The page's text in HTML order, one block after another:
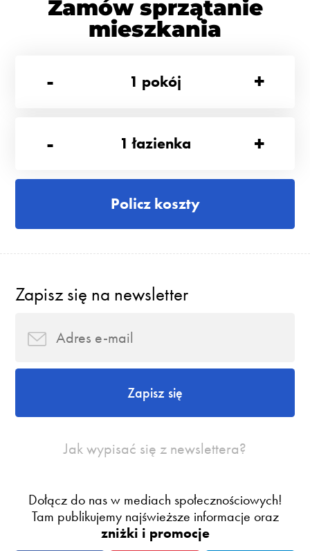
Zamów sprzątanie
mieszkania
-
1 pokój +
- 1 łazienka +
Policz koszty
Zapisz się na newsletter
Zapisz się
Jak wypisać się z newslettera?
Dołącz do nas w mediach społecznościowych!
Tam publikujemy najświeższe informacje oraz
zniżki i promocje